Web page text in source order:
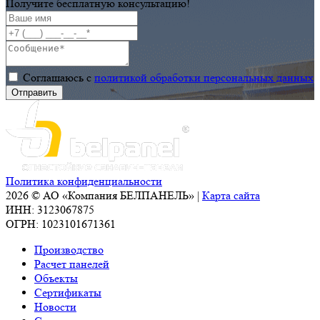
Получите бесплатную консультацию!
Соглашаюсь с политикой обработки персональных данных
Политика конфиденциальности
2026 © АО «Компания БЕЛПАНЕЛЬ» | Карта сайта
ИНН: 3123067875
ОГРН: 1023101671361
Производство
Расчет панелей
Объекты
Сертификаты
Новости